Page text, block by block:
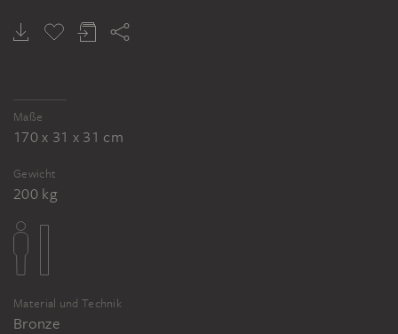
Maße
170 x 31 x 31 cm
Gewicht
200 kg
Material und Technik
Bronze